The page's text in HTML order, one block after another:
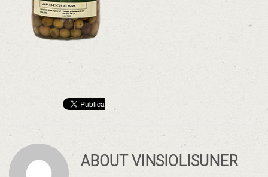
ABOUTVINSIOLISUNER